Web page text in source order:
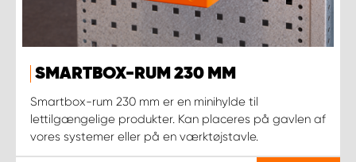
SMARTBOX-RUM 230 MM
Smartbox-rum 230 mm er en minihylde til
lettilgængelige produkter. Kan placeres på gavlen af
vores systemer eller på en værktøjstavle.